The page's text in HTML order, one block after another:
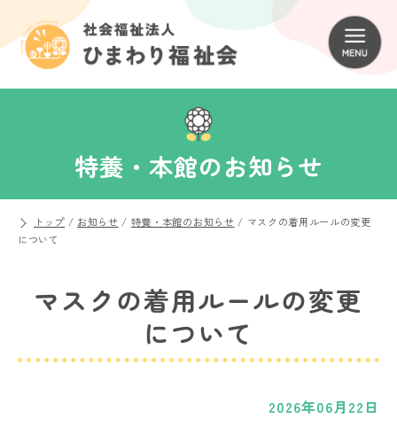
特養・本館のお知らせ
トップ / お知らせ / 特養・本館のお知らせ / マスクの着用ルールの変更
について
マスクの着用ルールの変更
について
2026年06月22日